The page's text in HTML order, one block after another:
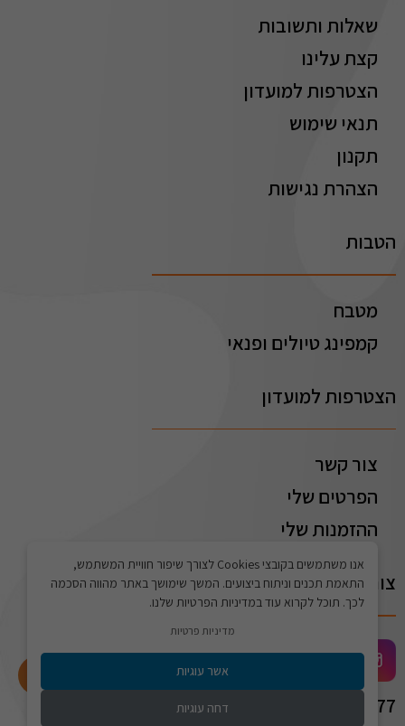
אנו משתמשים בקובצי Cookies לצורך שיפור חוויית המשתמש,
התאמת תכנים וניתוח ביצועים. המשך שימושך באתר מהווה הסכמה
לכך. תוכל לקרוא עוד במדיניות הפרטיות שלנו.
מדיניות פרטיות
אשר עוגיות
דחה עוגיות
שאלות ותשובות
קצת עלינו
הצטרפות למועדון
תנאי שימוש
תקנון
הצהרת נגישות
הטבות
מטבח
קמפינג טיולים ופנאי
הצטרפות למועדון
צור קשר
הפרטים שלי
ההזמנות שלי
צור קשר
072-2775577